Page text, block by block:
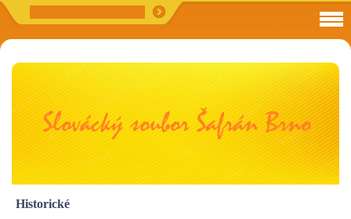
Historické